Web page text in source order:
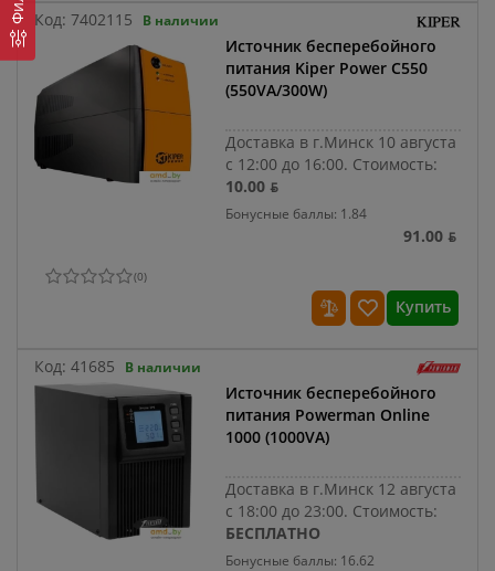
Код: 7402115 В наличии
Источник бесперебойного
питания Kiper Power C550
(550VA/300W)
Доставка в г.Минск 10 августа
с 12:00 до 16:00. Стоимость:
10.00 ƃ
Бонусные баллы: 1.84
91.00 ƃ
(0)
Купить
Код: 41685 В наличии
Источник бесперебойного
питания Powerman Online
1000 (1000VA)
Доставка в г.Минск 12 августа
с 18:00 до 23:00. Стоимость:
БЕСПЛАТНО
Бонусные баллы: 16.62